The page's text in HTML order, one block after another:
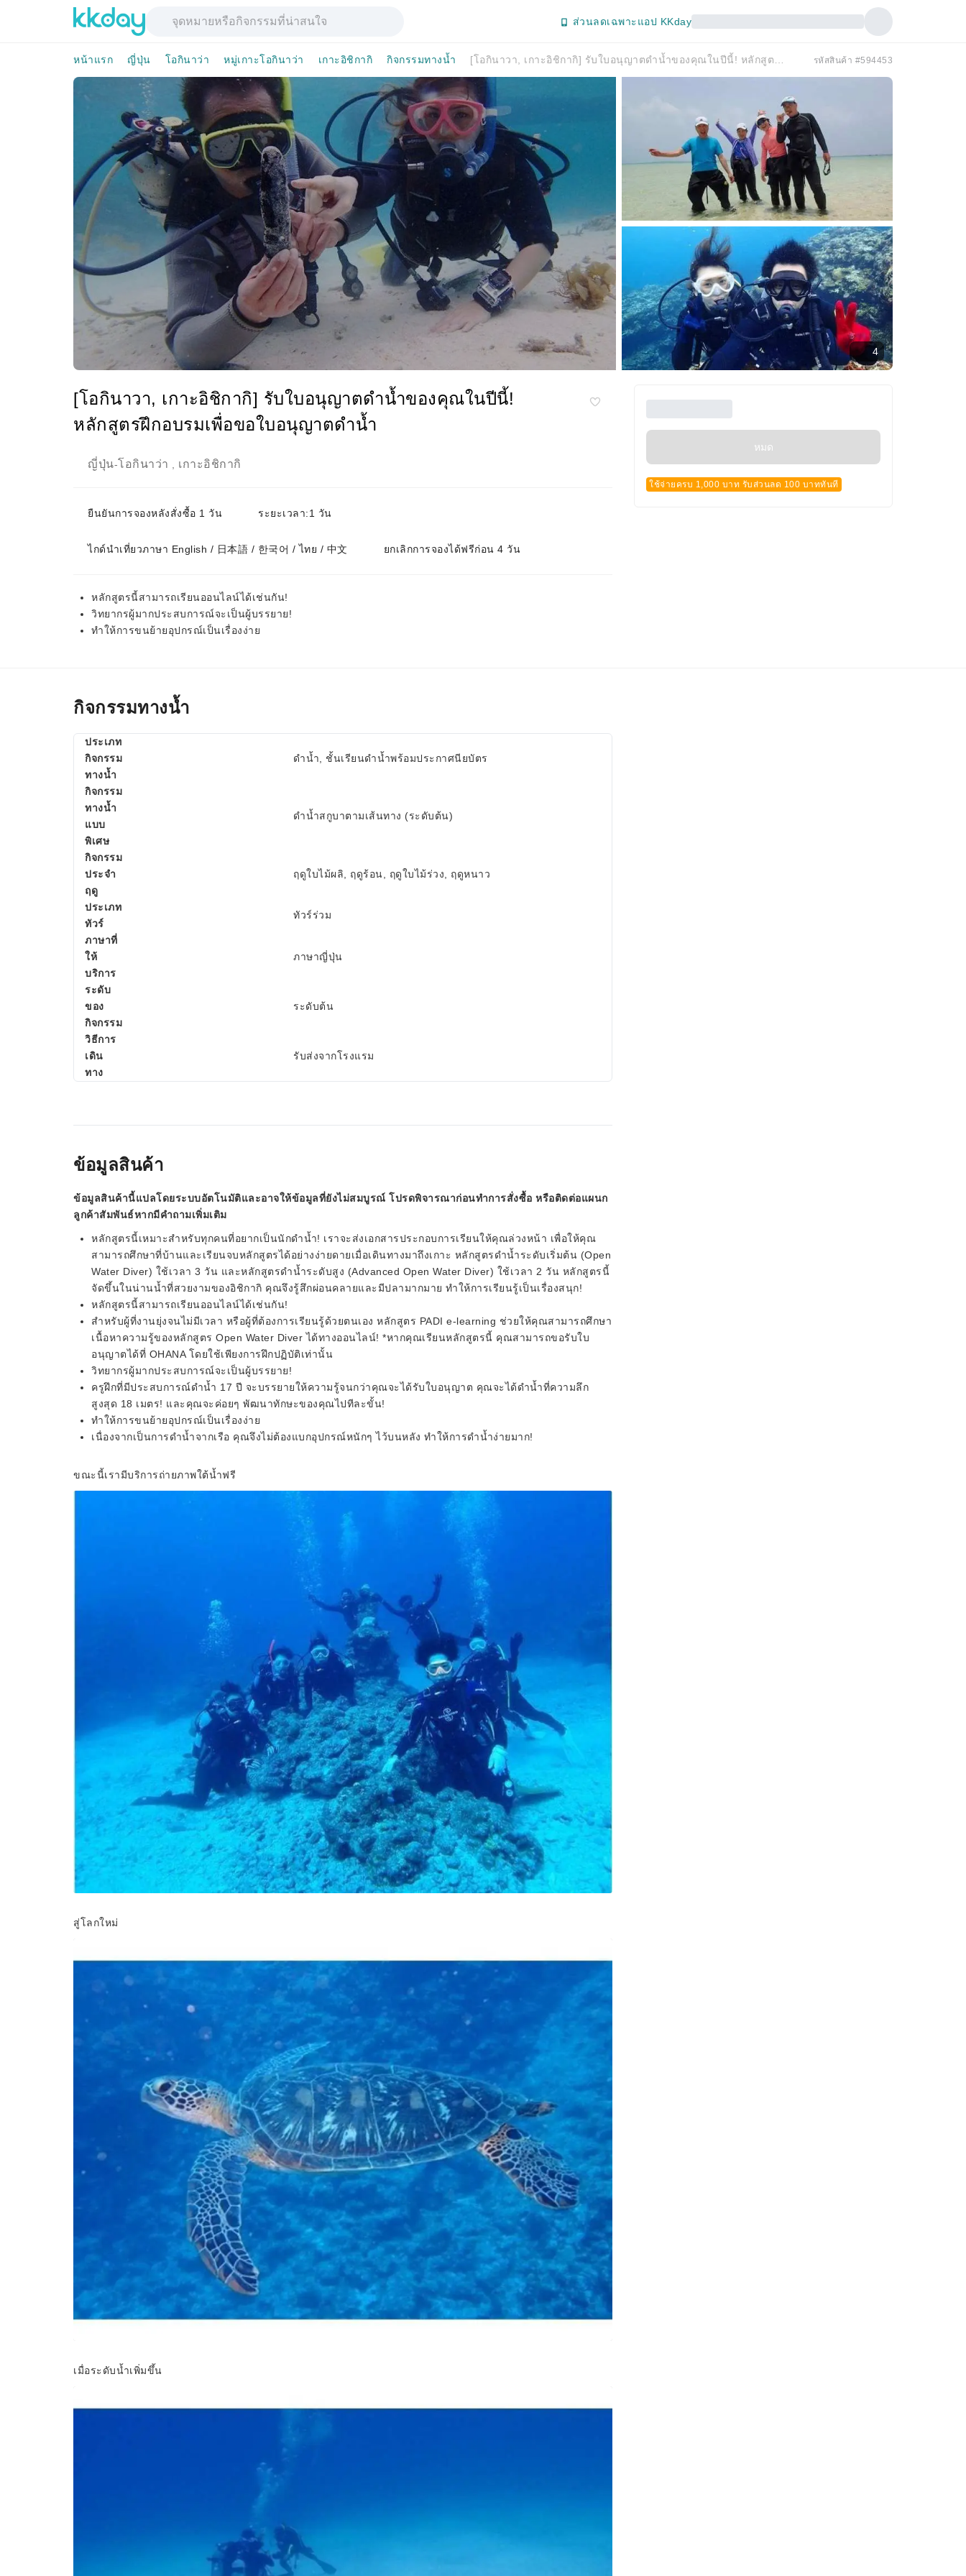
ส่วนลดเฉพาะแอป KKday
หน้าแรก ญี่ปุ่น โอกินาว่า หมู่เกาะโอกินาว่า เกาะอิชิกากิ กิจกรรมทางน้ำ รหัสสินค้า #594453
4
[โอกินาวา, ​​เกาะอิชิกากิ] รับใบอนุญาตดำน้ำของคุณในปีนี้!
หลักสูตรฝึกอบรมเพื่อขอใบอนุญาตดำน้ำ
ญี่ปุ่น-โอกินาว่า เกาะอิชิกากิ
ยืนยันการจองหลังสั่งซื้อ 1 วัน ระยะเวลา:1 วัน
ไกด์นำเที่ยวภาษา English / 日本語 / 한국어 / ไทย / 中文 ยกเลิกการจองได้ฟรีก่อน 4 วัน
หลักสูตรนี้สามารถเรียนออนไลน์ได้เช่นกัน!
วิทยากรผู้มากประสบการณ์จะเป็นผู้บรรยาย!
ทำให้การขนย้ายอุปกรณ์เป็นเรื่องง่าย
หมด
ใช้จ่ายครบ 1,000 บาท รับส่วนลด 100 บาททันที
กิจกรรมทางน้ำ
ประเภท
กิจกรรม
ทางน้ำ
ดำน้ำ, ชั้นเรียนดำน้ำพร้อมประกาศนียบัตร
กิจกรรม
ทางน้ำ
แบบ
พิเศษ
ดำน้ำสกูบาตามเส้นทาง (ระดับต้น)
กิจกรรม
ประจำ
ฤดู
ฤดูใบไม้ผลิ, ฤดูร้อน, ฤดูใบไม้ร่วง, ฤดูหนาว
ประเภท
ทัวร์
ทัวร์ร่วม
ภาษาที่
ให้
บริการ
ภาษาญี่ปุ่น
ระดับ
ของ
กิจกรรม
ระดับต้น
วิธีการ
เดิน
ทาง
รับส่งจากโรงแรม
ข้อมูลสินค้า
ข้อมูลสินค้านี้แปลโดยระบบอัตโนมัติและอาจให้ข้อมูลที่ยังไม่สมบูรณ์ โปรดพิจารณาก่อนทำการสั่งซื้อ หรือติดต่อแผนก
ลูกค้าสัมพันธ์หากมีคำถามเพิ่มเติม
หลักสูตรนี้เหมาะสำหรับทุกคนที่อยากเป็นนักดำน้ำ! เราจะส่งเอกสารประกอบการเรียนให้คุณล่วงหน้า เพื่อให้คุณ
สามารถศึกษาที่บ้านและเรียนจบหลักสูตรได้อย่างง่ายดายเมื่อเดินทางมาถึงเกาะ หลักสูตรดำน้ำระดับเริ่มต้น (Open
Water Diver) ใช้เวลา 3 วัน และหลักสูตรดำน้ำระดับสูง (Advanced Open Water Diver) ใช้เวลา 2 วัน หลักสูตรนี้
จัดขึ้นในน่านน้ำที่สวยงามของอิชิกากิ คุณจึงรู้สึกผ่อนคลายและมีปลามากมาย ทำให้การเรียนรู้เป็นเรื่องสนุก!
หลักสูตรนี้สามารถเรียนออนไลน์ได้เช่นกัน!
สำหรับผู้ที่งานยุ่งจนไม่มีเวลา หรือผู้ที่ต้องการเรียนรู้ด้วยตนเอง หลักสูตร PADI e-learning ช่วยให้คุณสามารถศึกษา
เนื้อหาความรู้ของหลักสูตร Open Water Diver ได้ทางออนไลน์! *หากคุณเรียนหลักสูตรนี้ คุณสามารถขอรับใบ
อนุญาตได้ที่ OHANA โดยใช้เพียงการฝึกปฏิบัติเท่านั้น
วิทยากรผู้มากประสบการณ์จะเป็นผู้บรรยาย!
ครูฝึกที่มีประสบการณ์ดำน้ำ 17 ปี จะบรรยายให้ความรู้จนกว่าคุณจะได้รับใบอนุญาต คุณจะได้ดำน้ำที่ความลึก
สูงสุด 18 เมตร! และคุณจะค่อยๆ พัฒนาทักษะของคุณไปทีละขั้น!
ทำให้การขนย้ายอุปกรณ์เป็นเรื่องง่าย
เนื่องจากเป็นการดำน้ำจากเรือ คุณจึงไม่ต้องแบกอุปกรณ์หนักๆ ไว้บนหลัง ทำให้การดำน้ำง่ายมาก!
ขณะนี้เรามีบริการถ่ายภาพใต้น้ำฟรี
สู่โลกใหม่
เมื่อระดับน้ำเพิ่มขึ้น